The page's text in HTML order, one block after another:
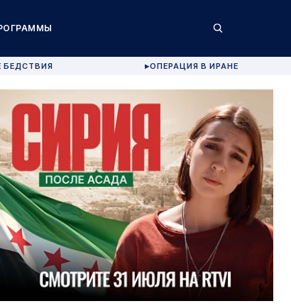
БЕДСТВИЯ ▶ОПЕРАЦИЯ В ИРАНЕ